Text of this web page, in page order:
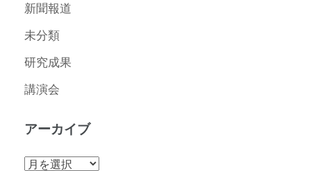
新聞報道
未分類
研究成果
講演会
アーカイブ
ア